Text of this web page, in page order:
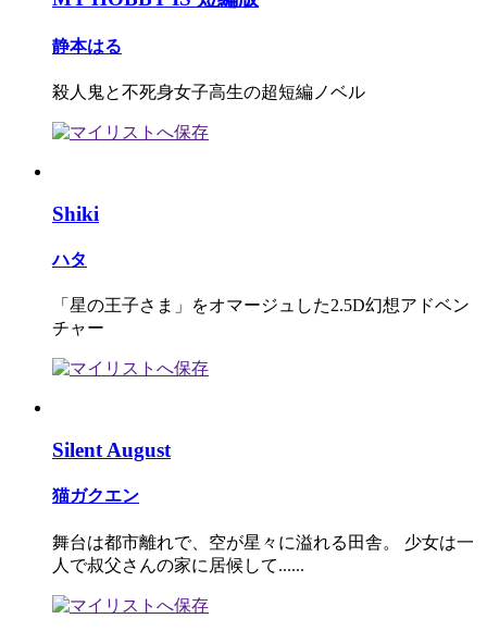
静本はる
殺人鬼と不死身女子高生の超短編ノベル
Shiki
ハタ
「星の王子さま」をオマージュした2.5D幻想アドベン
チャー
Silent August
猫ガクエン
舞台は都市離れで、空が星々に溢れる田舎。 少女は一
人で叔父さんの家に居候して......